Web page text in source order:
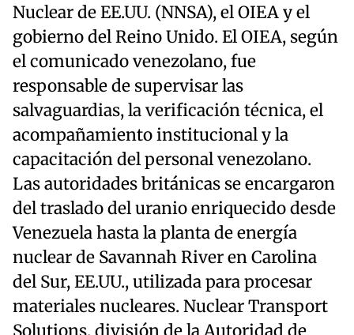
Nuclear de EE.UU. (NNSA), el OIEA y el
gobierno del Reino Unido. El OIEA, según
el comunicado venezolano, fue
responsable de supervisar las
salvaguardias, la verificación técnica, el
acompañamiento institucional y la
capacitación del personal venezolano.
Las autoridades británicas se encargaron
del traslado del uranio enriquecido desde
Venezuela hasta la planta de energía
nuclear de Savannah River en Carolina
del Sur, EE.UU., utilizada para procesar
materiales nucleares. Nuclear Transport